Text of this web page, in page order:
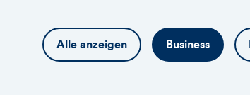
Alle anzeigen Business